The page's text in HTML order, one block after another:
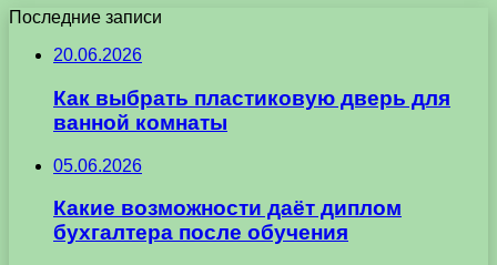
Последние записи
20.06.2026
Как выбрать пластиковую дверь для
ванной комнаты
05.06.2026
Какие возможности даёт диплом
бухгалтера после обучения